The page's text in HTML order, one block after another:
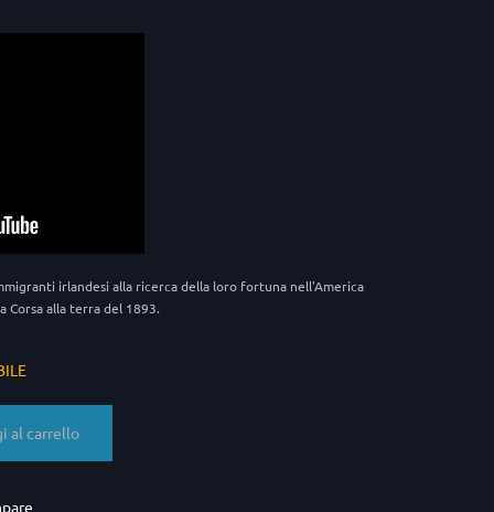
irlandesi alla ricerca della loro fortuna nell'America
Corsa alla terra del 1893.
al carrello